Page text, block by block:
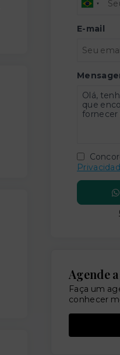
E-mail
Agende
Faça um
conhecer